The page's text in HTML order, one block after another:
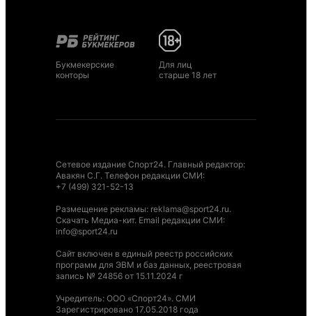
Букмекерские
конторы
Для лиц
старше 18 лет
Сетевое издание Спорт24. Главный редактор:
Авакян С.Г. Телефон редакции СМИ:
+7 (499) 321-52-13
Размещение рекламы: reklama@sport24.ru.
Скачать Медиа-кит. Email редакции СМИ:
info@sport24.ru
Сайт включен в единый реестр российских
программ для ЭВМ и баз данных, реестровая
запись № 24856 от 15.11.2024 г
Учредитель: ООО «Спорт24». СМИ
Зарегистрировано 17.05.2018 года